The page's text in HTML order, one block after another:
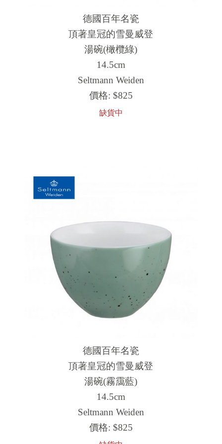
德國百年名瓷
頂著皇冠的雪曼威登
湯碗(橄欖綠)
14.5cm
Seltmann Weiden
價格: $825
缺貨中
德國百年名瓷
頂著皇冠的雪曼威登
湯碗(霧靄藍)
14.5cm
Seltmann Weiden
價格: $825